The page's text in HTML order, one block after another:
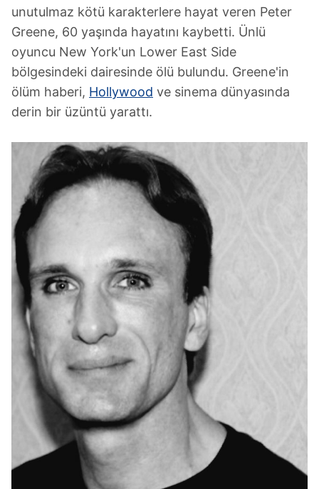
unutulmaz kötü karakterlere hayat veren Peter
Greene, 60 yaşında hayatını kaybetti. Ünlü
oyuncu New York'un Lower East Side
bölgesindeki dairesinde ölü bulundu. Greene'in
ölüm haberi, Hollywood ve sinema dünyasında
derin bir üzüntü yarattı.